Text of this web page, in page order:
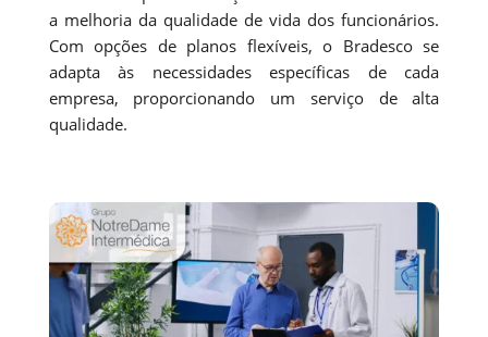
a melhoria da qualidade de vida dos funcionários.
Com opções de planos flexíveis, o Bradesco se
adapta às necessidades específicas de cada
empresa, proporcionando um serviço de alta
qualidade.